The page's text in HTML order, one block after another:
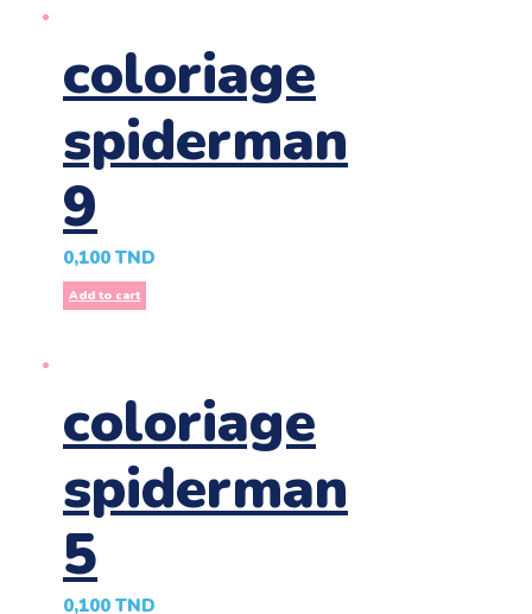
coloriage
spiderman
9
0,100 TND
Add to cart
coloriage
spiderman
5
0,100 TND